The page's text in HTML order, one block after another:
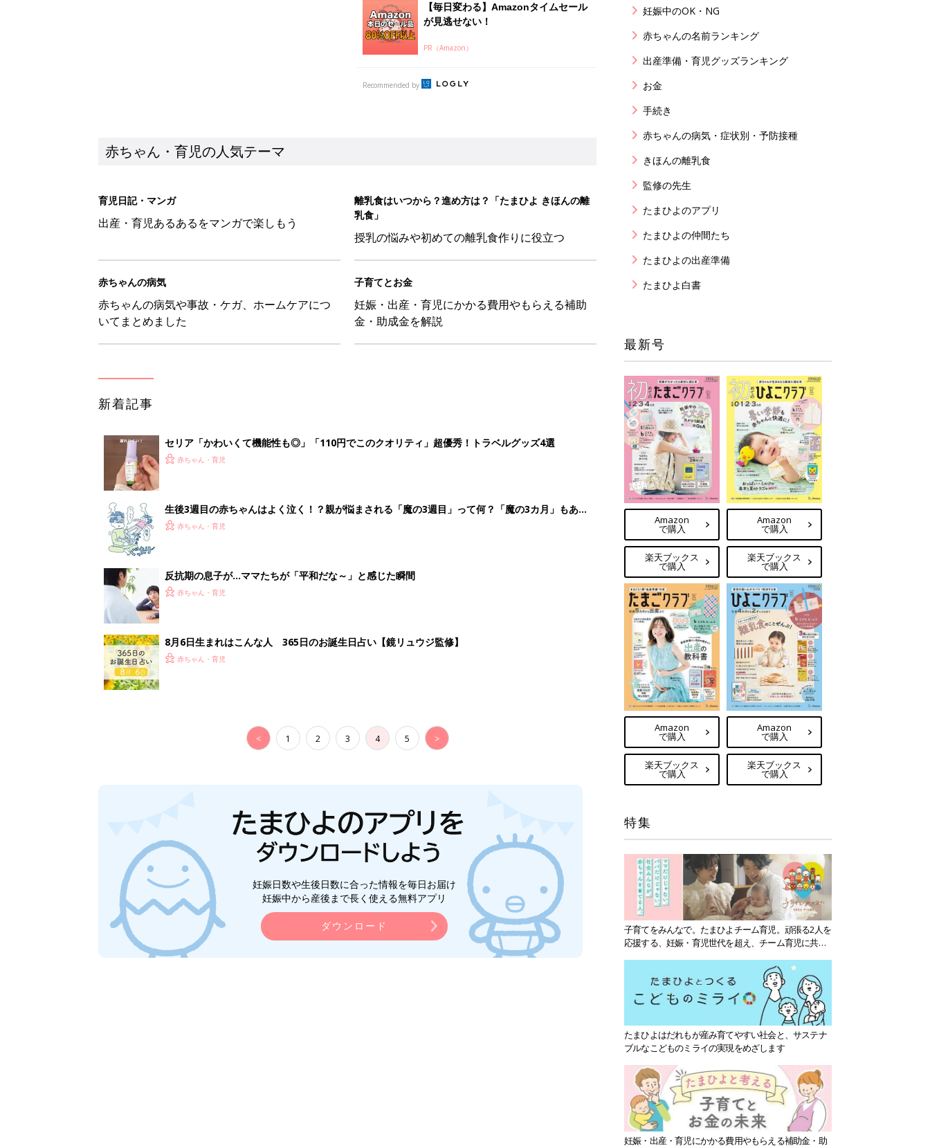
【毎日変わる】Amazonタイムセール
が見逃せない！
PR（Amazon）
Recommended by
赤ちゃん・育児の人気テーマ
育児日記・マンガ
出産・育児あるあるをマンガで楽しもう
離乳食はいつから？進め方は？「たまひよ きほんの離
乳食」
授乳の悩みや初めての離乳食作りに役立つ
赤ちゃんの病気
赤ちゃんの病気や事故・ケガ、ホームケアにつ
いてまとめました
子育てとお金
妊娠・出産・育児にかかる費用やもらえる補助
金・助成金を解説
新着記事
セリア「かわいくて機能性も◎」「110円でこのクオリティ」超優秀！トラベルグッズ4選
赤ちゃん・育児
生後3週目の赤ちゃんはよく泣く！？親が悩まされる「魔の3週目」って何？「魔の3カ月」もある
って本当？【専門家】
赤ちゃん・育児
反抗期の息子が...ママたちが「平和だな～」と感じた瞬間
赤ちゃん・育児
8月6日生まれはこんな人 365日のお誕生日占い【鏡リュウジ監修】
赤ちゃん・育児
< 1 2 3 4 5 >
妊娠日数や生後日数に合った情報を毎日お届け
妊娠中から産後まで長く使える無料アプリ
ダウンロード
妊娠中のOK・NG
赤ちゃんの名前ランキング
出産準備・育児グッズランキング
お金
手続き
赤ちゃんの病気・症状別・予防接種
きほんの離乳食
監修の先生
たまひよのアプリ
たまひよの仲間たち
たまひよの出産準備
たまひよ白書
最新号
Amazon
で購入
楽天ブックス
で購入
Amazon
で購入
楽天ブックス
で購入
Amazon
で購入
楽天ブックス
で購入
Amazon
で購入
楽天ブックス
で購入
特集
子育てをみんなで。たまひよチーム育児。頑張る2人を
応援する、妊娠・育児世代を超え、チーム育児に共感
たまひよはだれもが産み育てやすい社会と、サステナ
ブルなこどものミライの実現をめざします
妊娠・出産・育児にかかる費用やもらえる補助金・助